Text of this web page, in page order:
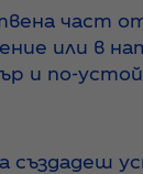
част
или в
и по-
създадеш